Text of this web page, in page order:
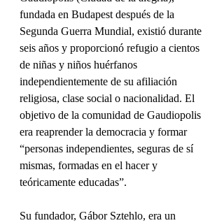
fundada en Budapest después de la
Segunda Guerra Mundial, existió durante
seis años y proporcionó refugio a cientos
de niñas y niños huérfanos
independientemente de su afiliación
religiosa, clase social o nacionalidad. El
objetivo de la comunidad de Gaudiopolis
era reaprender la democracia y formar
“personas independientes, seguras de sí
mismas, formadas en el hacer y
teóricamente educadas”.
Su fundador, Gábor Sztehlo, era un